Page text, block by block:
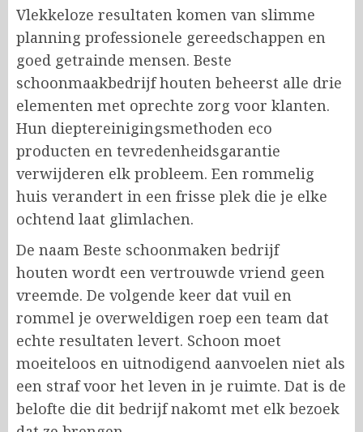
Vlekkeloze resultaten komen van slimme
planning professionele gereedschappen en
goed getrainde mensen. Beste
schoonmaakbedrijf houten beheerst alle drie
elementen met oprechte zorg voor klanten.
Hun dieptereinigingsmethoden eco
producten en tevredenheidsgarantie
verwijderen elk probleem. Een rommelig
huis verandert in een frisse plek die je elke
ochtend laat glimlachen.
De naam Beste schoonmaken bedrijf
houten wordt een vertrouwde vriend geen
vreemde. De volgende keer dat vuil en
rommel je overweldigen roep een team dat
echte resultaten levert. Schoon moet
moeiteloos en uitnodigend aanvoelen niet als
een straf voor het leven in je ruimte. Dat is de
belofte die dit bedrijf nakomt met elk bezoek